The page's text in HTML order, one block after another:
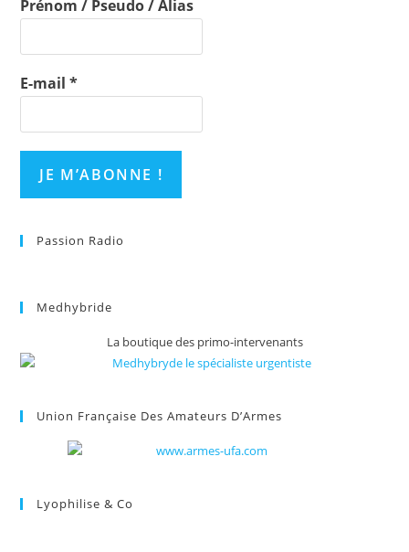
Prénom / Pseudo / Alias
E-mail*
Passion Radio
Medhybride
La boutique des primo-intervenants
Union Française Des Amateurs D’Armes
Lyophilise & Co